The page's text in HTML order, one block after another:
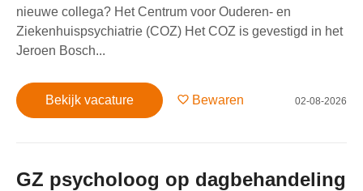
nieuwe collega? Het Centrum voor Ouderen- en
Ziekenhuispsychiatrie (COZ) Het COZ is gevestigd in het
Jeroen Bosch...
Bekijk vacature Bewaren 02-08-2026
GZ psycholoog op dagbehandeling